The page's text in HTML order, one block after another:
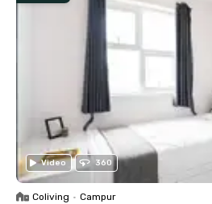
Video 360
Coliving • Campur